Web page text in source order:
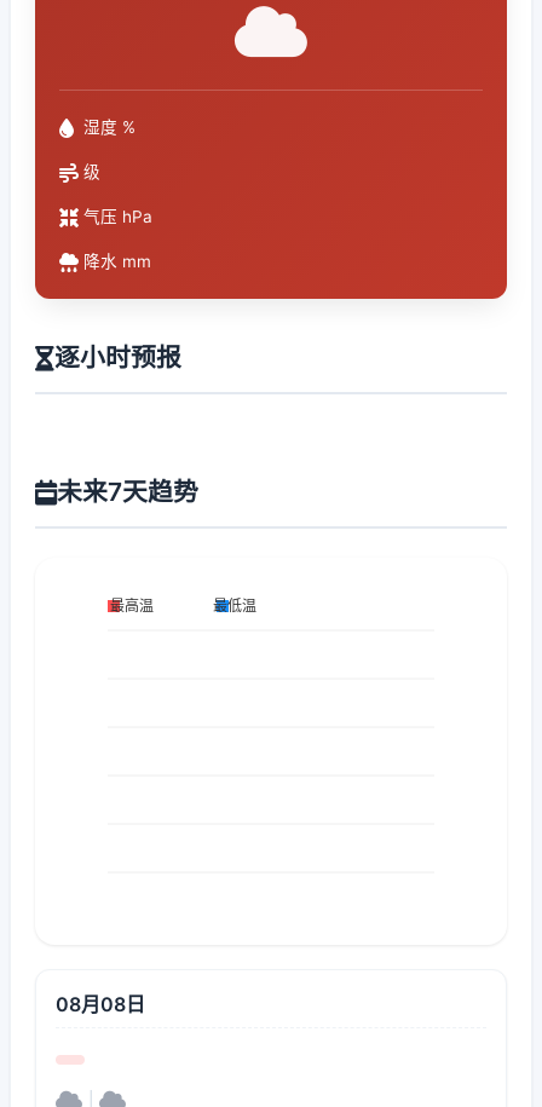
湿度 %
级
气压 hPa
降水 mm
逐小时预报
未来7天趋势
08月08日